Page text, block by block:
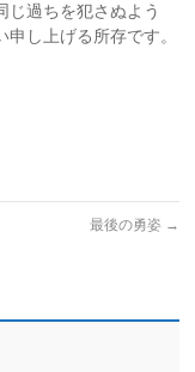
じ過ちを犯さぬよう
し上げる所存です。
最後の勇姿 →